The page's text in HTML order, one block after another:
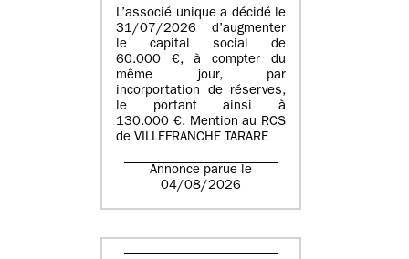
L’associé unique a décidé le
31/07/2026 d’augmenter
le capital social de
60.000 €, à compter du
même jour, par
incorportation de réserves,
le portant ainsi à
130.000 €. Mention au RCS
de VILLEFRANCHE TARARE
Annonce parue le
04/08/2026